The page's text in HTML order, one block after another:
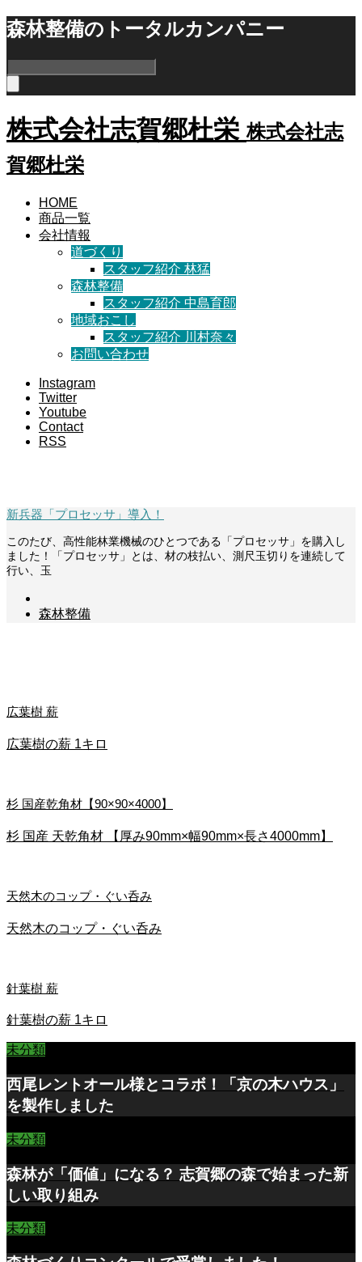
森林整備のトータルカンパニー
株式会社志賀郷杜栄 株式会社志
賀郷杜栄
HOME
商品一覧
会社情報
道づくり
スタッフ紹介 林猛
森林整備
スタッフ紹介 中島育郎
地域おこし
スタッフ紹介 川村奈々
お問い合わせ
Instagram
Twitter
Youtube
Contact
RSS
新兵器「プロセッサ」導入！
このたび、高性能林業機械のひとつである「プロセッサ」を購入し
ました！「プロセッサ」とは、材の枝払い、測尺玉切りを連続して
行い、玉
森林整備
広葉樹 薪
広葉樹の薪 1キロ
杉 国産乾角材【90×90×4000】
杉 国産 天乾角材 【厚み90mm×幅90mm×長さ4000mm】
天然木のコップ・ぐい呑み
天然木のコップ・ぐい呑み
針葉樹 薪
針葉樹の薪 1キロ
未分類
西尾レントオール様とコラボ！「京の木ハウス」
を製作しました
未分類
森林が「価値」になる？ 志賀郷の森で始まった新
しい取り組み
未分類